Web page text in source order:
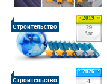
2019
29
Авг
Строительство
2026
4
Строительство